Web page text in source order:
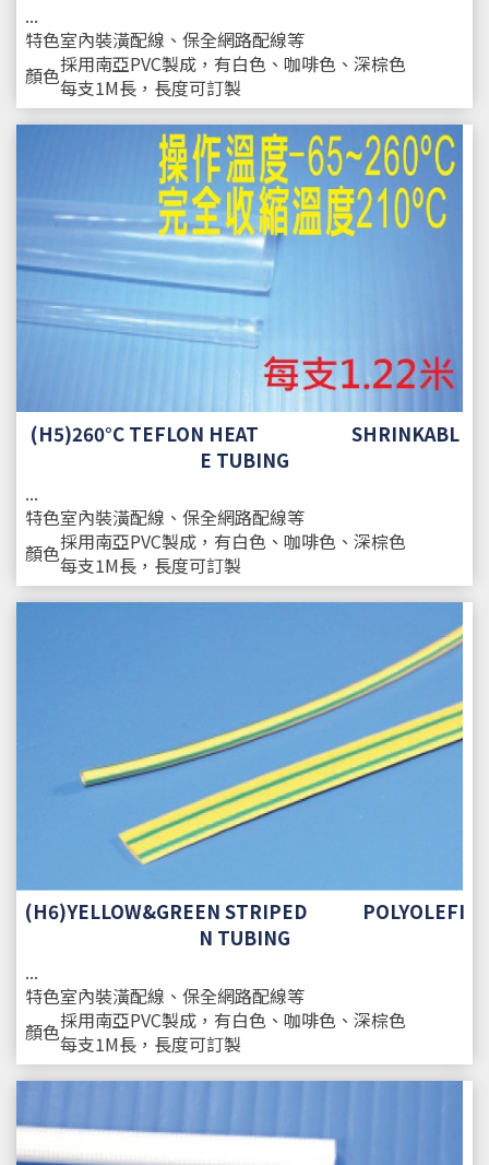
...
特色室內裝潢配線、保全網路配線等
顏色採用南亞PVC製成，有白色、咖啡色、深棕色
每支1M長，長度可訂製
(H5)260°C TEFLON HEAT SHRINKABL
E TUBING
...
特色室內裝潢配線、保全網路配線等
顏色採用南亞PVC製成，有白色、咖啡色、深棕色
每支1M長，長度可訂製
(H6)YELLOW&GREEN STRIPED POLYOLEFI
N TUBING
...
特色室內裝潢配線、保全網路配線等
顏色採用南亞PVC製成，有白色、咖啡色、深棕色
每支1M長，長度可訂製